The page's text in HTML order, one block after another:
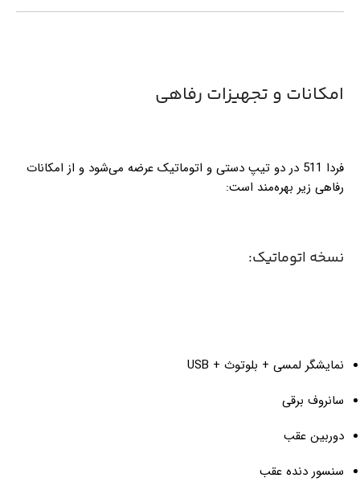
امکانات و تجهیزات رفاهی
فردا 511 در دو تیپ دستی و اتوماتیک عرضه می‌شود و از امکانات
رفاهی زیر بهره‌مند است:
نسخه اتوماتیک:
نمایشگر لمسی + بلوتوث + USB
سانروف برقی
دوربین عقب
سنسور دنده عقب